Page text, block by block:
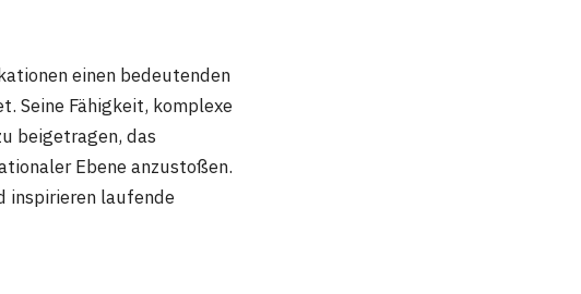
einen bedeutenden
Seine Fähigkeit, komplexe
beigetragen, das
Ebene anzustoßen.
inspirieren laufende